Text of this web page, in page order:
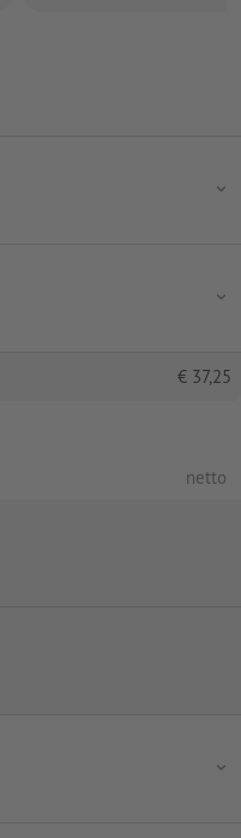
€ 37,25
netto